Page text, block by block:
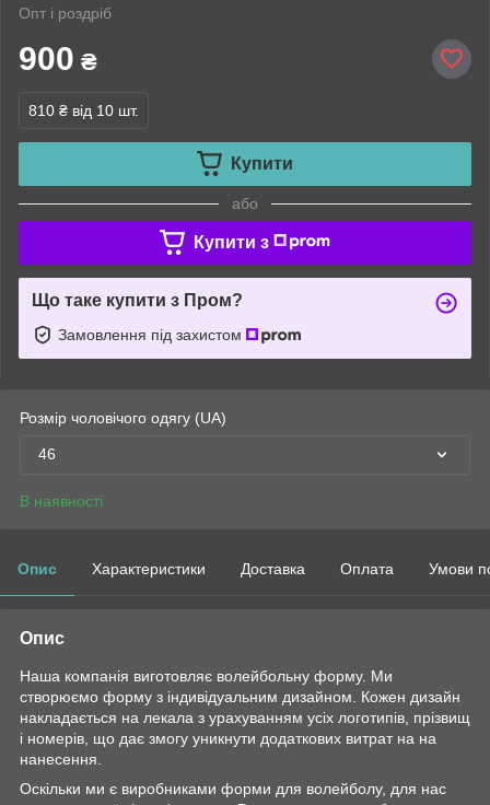
Опт і роздріб
900 ₴
810 ₴ від 10 шт.
Купити
або
Купити з
Що таке купити з Пром?
Замовлення під захистом
Розмір чоловічого одягу (UA)
46
В наявності
Опис Характеристики Доставка Оплата Умови
Опис
Наша компанія виготовляє волейбольну форму. Ми
створюємо форму з індивідуальним дизайном. Кожен дизайн
накладається на лекала з урахуванням усіх логотипів, прізвищ
і номерів, що дає змогу уникнути додаткових витрат на на
нанесення.
Оскільки ми є виробниками форми для волейболу, для нас